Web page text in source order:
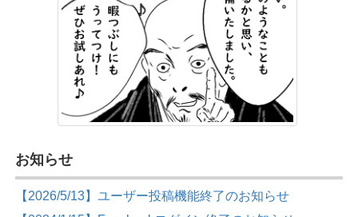
お知らせ
【2026/5/13】ユーザー投稿機能終了のお知らせ